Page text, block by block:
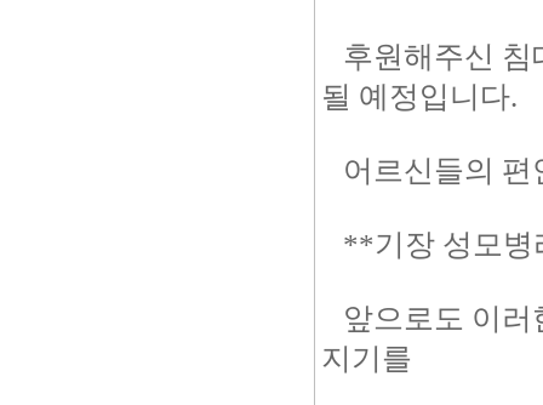
후원해주신 침
될 예정입니다.
어르신들의 편
**기장 성모병
앞으로도 이러
지기를